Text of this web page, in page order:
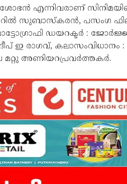
എന്നിവരാണ്
സുബാസ്കരൻ, പസംഗ
ഡയറക്ടർ :
ഇ രാഗവ്, കലാസംവിധാനം :
മറ്റു അണിയറപ്രവർത്തകർ.